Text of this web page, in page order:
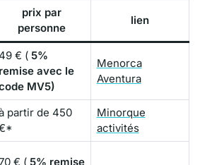
prix par
personne
lien
49 € (5%
remise avec le
MV5)
Menorca
Aventura
partir de 450
Minorque
activités
€ (5% remise